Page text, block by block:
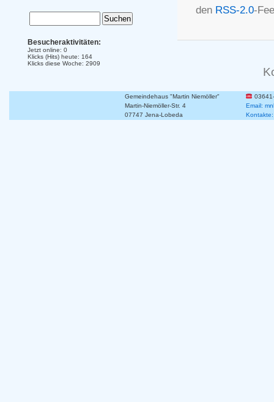
den RSS-2.0-
Besucheraktivitäten:
Jetzt online: 0
Klicks (Hits) heute: 164
Klicks diese Woche: 2909
Gemeindehaus "Martin Niemöller"
Martin-Niemöller-Str. 4
Email:
07747 Jena-Lobeda